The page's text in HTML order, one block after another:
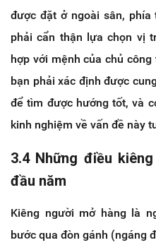
được đặt ở ngoài sân, phía
phải cẩn thận lựa chọn vị
hợp với mệnh của chủ
bạn phải xác định được
để tìm được hướng tốt, và
kinh nghiệm về vấn đề này
3.4 Những điều
đầu năm
Kiêng người mở hàng là
bước qua đòn gánh (ngáng